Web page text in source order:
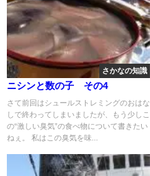
さかなの知識
ニシンと数の子 その4
さて前回はシュールストレミングのおはな
しで終わってしまいましたが、もう少しこ
の“激しい臭気”の食べ物について書きたい
ねぇ。 私はこの臭気を味...